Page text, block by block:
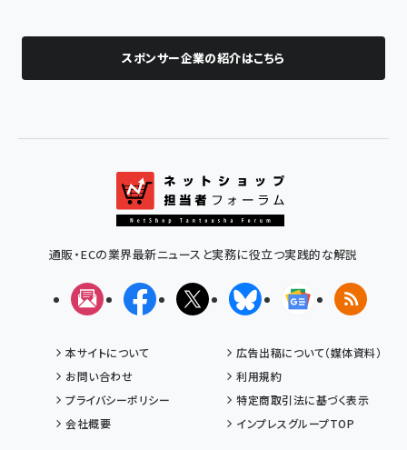
スポンサー企業の紹介はこちら
通販・ECの業界最新ニュースと実務に役立つ実践的な解説
メルマガFacebookX(エックス)BlueskyGoogleニュ
RSS
本サイトについて
広告出稿について（媒体資料）
お問い合わせ
利用規約
プライバシーポリシー
特定商取引法に基づく表示
会社概要
インプレスグループTOP